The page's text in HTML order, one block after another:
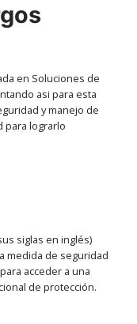
en Soluciones de
asi para esta
y manejo de
para lograrlo
siglas en inglés)
medida de seguridad
acceder a una
de protección.